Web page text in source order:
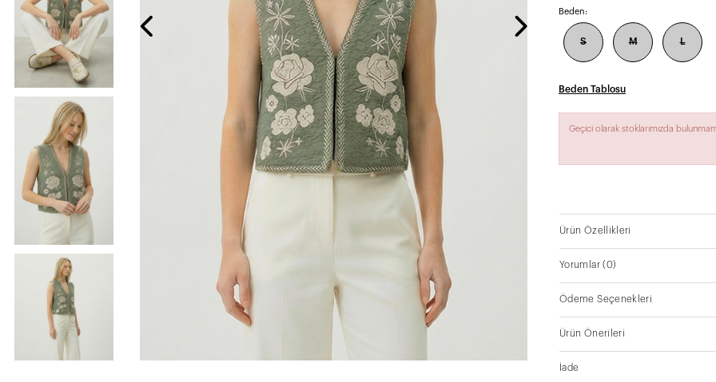
Beden:
S M L
Beden Tablosu
Geçici olarak stoklarımızda
Ürün Özellikleri
Yorumlar(0)
Ödeme Seçenekleri
Ürün Önerileri
İade